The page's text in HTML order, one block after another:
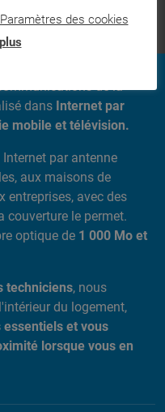
dans Internet par
mobile et télévision.
par antenne
aux maisons de
entreprises, avec des
couverture le permet.
optique de 1 000 Mo et
techniciens, nous
du logement,
et vous
lorsque vous en
Paramètres des cookies